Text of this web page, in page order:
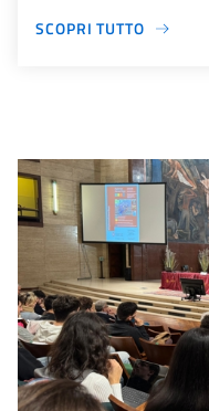
SCOPRI TUTTO